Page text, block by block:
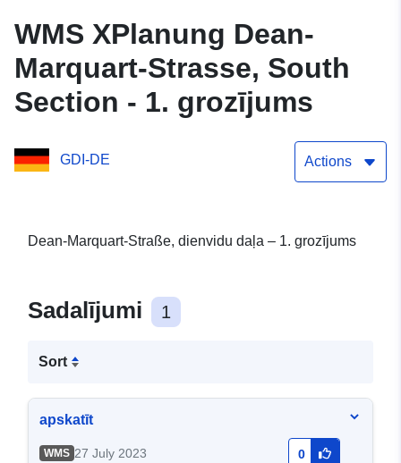
WMS XPlanung Dean-
Marquart-Strasse, South
Section - 1. grozījums
GDI-DE Actions
Dean-Marquart-Straße, dienvidu daļa – 1. grozījums
Sadalījumi 1
Sort
apskatīt
WMS 27 July 2023 0